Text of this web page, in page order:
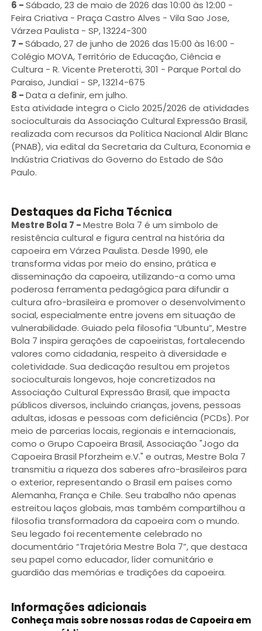
6 -Sábado, 23 de maio de 2026 das 10:00 às 12:00 -
Feira Criativa - Praça Castro Alves - Vila Sao Jose,
Várzea Paulista - SP, 13224-300
7 -Sábado, 27 de junho de 2026 das 15:00 às 16:00 -
Colégio MOVA, Território de Educação, Ciência e
Cultura - R. Vicente Preterotti, 301 - Parque Portal do
Paraiso, Jundiaí - SP, 13214-675
8 -Data a definir, em julho.
Esta atividade integra o Ciclo 2025/2026 de atividades
socioculturais da Associação Cultural Expressão Brasil,
realizada com recursos da Política Nacional Aldir Blanc
(PNAB), via edital da Secretaria da Cultura, Economia e
Indústria Criativas do Governo do Estado de São
Paulo.
Destaques da Ficha Técnica
Mestre Bola 7 -Mestre Bola 7 é um símbolo de
resistência cultural e figura central na história da
capoeira em Várzea Paulista. Desde 1990, ele
transforma vidas por meio do ensino, prática e
disseminação da capoeira, utilizando-a como uma
poderosa ferramenta pedagógica para difundir a
cultura afro-brasileira e promover o desenvolvimento
social, especialmente entre jovens em situação de
vulnerabilidade. Guiado pela filosofia “Ubuntu”, Mestre
Bola 7 inspira gerações de capoeiristas, fortalecendo
valores como cidadania, respeito à diversidade e
coletividade. Sua dedicação resultou em projetos
socioculturais longevos, hoje concretizados na
Associação Cultural Expressão Brasil, que impacta
públicos diversos, incluindo crianças, jovens, pessoas
adultas, idosas e pessoas com deficiência (PCDs). Por
meio de parcerias locais, regionais e internacionais,
como o Grupo Capoeira Brasil, Associação "Jogo da
Capoeira Brasil Pforzheim e.V." e outras, Mestre Bola 7
transmitiu a riqueza dos saberes afro-brasileiros para
o exterior, representando o Brasil em países como
Alemanha, França e Chile. Seu trabalho não apenas
estreitou laços globais, mas também compartilhou a
filosofia transformadora da capoeira com o mundo.
Seu legado foi recentemente celebrado no
documentário “Trajetória Mestre Bola 7”, que destaca
seu papel como educador, líder comunitário e
guardião das memórias e tradições da capoeira.
Informações adicionais
Conheça mais sobre nossas rodas de Capoeira em